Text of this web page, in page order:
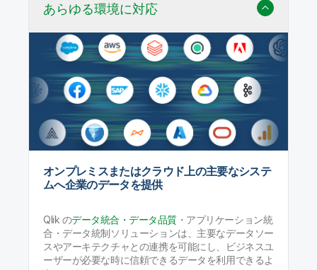
あらゆる環境に対応
オンプレミスまたはクラウド上の主要なシステ
ムへ企業のデータを提供
Qlik のデータ統合・データ品質・アプリケーション統
合・データ統制ソリューションは、主要なデータソー
スやアーキテクチャとの連携を可能にし、ビジネスユ
ーザーが必要な時に信頼できるデータを利用できるよ